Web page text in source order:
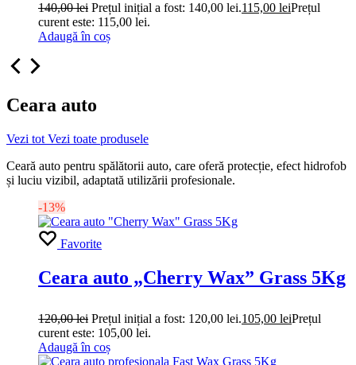
140,00lei Prețul inițial a fost: 140,00 lei.115,00 leiPrețul
curent este: 115,00 lei.
Adaugă în coș
Ceara auto
Vezi tot Vezi toate produsele
Ceară auto pentru spălătorii auto, care oferă protecție, efect hidrofob
și luciu vizibil, adaptată utilizării profesionale.
-13%
Favorite
Ceara auto „Cherry Wax” Grass 5Kg
120,00lei Prețul inițial a fost: 120,00 lei.105,00 leiPrețul
curent este: 105,00 lei.
Adaugă în coș